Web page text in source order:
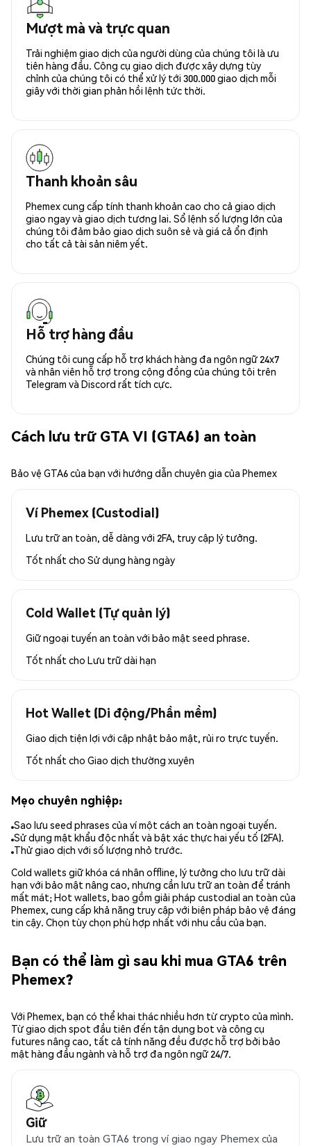
Mượt mà và trực quan
Trải nghiệm giao dịch của người dùng của chúng tôi là ưu
tiên hàng đầu. Công cụ giao dịch được xây dựng tùy
chỉnh của chúng tôi có thể xử lý tới 300.000 giao dịch mỗi
giây với thời gian phản hồi lệnh tức thời.
Thanh khoản sâu
Phemex cung cấp tính thanh khoản cao cho cả giao dịch
giao ngay và giao dịch tương lai. Sổ lệnh số lượng lớn của
chúng tôi đảm bảo giao dịch suôn sẻ và giá cả ổn định
cho tất cả tài sản niêm yết.
Hỗ trợ hàng đầu
Chúng tôi cung cấp hỗ trợ khách hàng đa ngôn ngữ 24x7
và nhân viên hỗ trợ trong cộng đồng của chúng tôi trên
Telegram và Discord rất tích cực.
Cách lưu trữ GTA VI (GTA6) an toàn
Bảo vệ GTA6 của bạn với hướng dẫn chuyên gia của Phemex
Ví Phemex (Custodial)
Lưu trữ an toàn, dễ dàng với 2FA, truy cập lý tưởng.
Tốt nhất cho Sử dụng hàng ngày
Cold Wallet (Tự quản lý)
Giữ ngoại tuyến an toàn với bảo mật seed phrase.
Tốt nhất cho Lưu trữ dài hạn
Hot Wallet (Di động/Phần mềm)
Giao dịch tiện lợi với cập nhật bảo mật, rủi ro trực tuyến.
Tốt nhất cho Giao dịch thường xuyên
Mẹo chuyên nghiệp:
Sao lưu seed phrases của ví một cách an toàn ngoại tuyến.
Sử dụng mật khẩu độc nhất và bật xác thực hai yếu tố (2FA).
Thử giao dịch với số lượng nhỏ trước.
Cold wallets giữ khóa cá nhân offline, lý tưởng cho lưu trữ dài
hạn với bảo mật nâng cao, nhưng cần lưu trữ an toàn để tránh
mất mát; Hot wallets, bao gồm giải pháp custodial an toàn của
Phemex, cung cấp khả năng truy cập với biện pháp bảo vệ đáng
tin cậy. Chọn tùy chọn phù hợp nhất với nhu cầu của bạn.
Bạn có thể làm gì sau khi mua GTA6 trên
Phemex?
Với Phemex, bạn có thể khai thác nhiều hơn từ crypto của mình.
Từ giao dịch spot đầu tiên đến tận dụng bot và công cụ
futures nâng cao, tất cả tính năng đều được hỗ trợ bởi bảo
mật hàng đầu ngành và hỗ trợ đa ngôn ngữ 24/7.
Giữ
Lưu trữ an toàn GTA6 trong ví giao ngay Phemex của